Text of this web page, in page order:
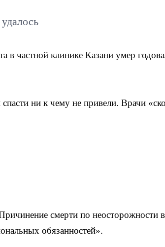
частной клинике Казани умер
ни к чему не привели. Врачи
смерти по неосторожности
обязанностей».